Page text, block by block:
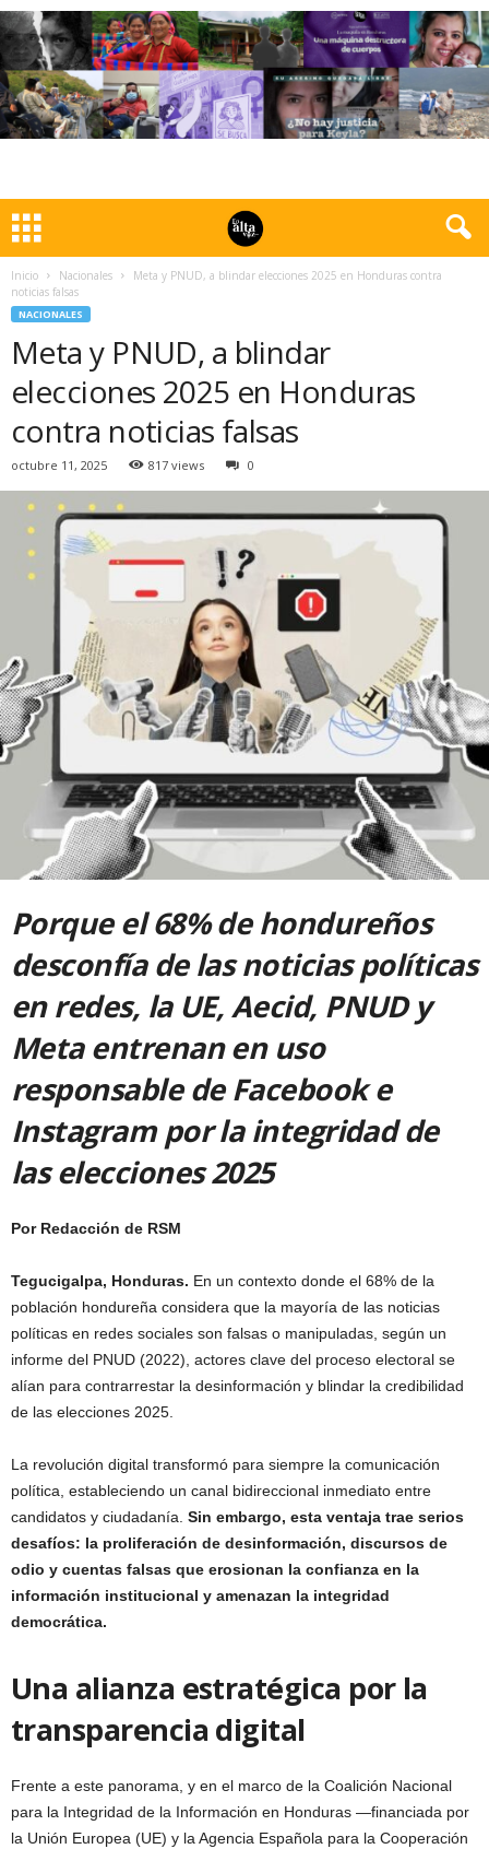
Inicio Nacionales
Meta y PNUD, a blindar elecciones 2025 en Honduras contra
noticias falsas
NACIONALES
Meta y PNUD, a blindar
elecciones 2025 en Honduras
contra noticias falsas
octubre 11, 2025 817 views 0
Porque el 68% de hondureños
desconfía de las noticias políticas
en redes, la UE, Aecid, PNUD y
Meta entrenan en uso
responsable de Facebook e
Instagram por la integridad de
las elecciones 2025
Por Redacción de RSM
Tegucigalpa, Honduras. En un contexto donde el 68% de la
población hondureña considera que la mayoría de las noticias
políticas en redes sociales son falsas o manipuladas, según un
informe del PNUD (2022), actores clave del proceso electoral se
alían para contrarrestar la desinformación y blindar la credibilidad
de las elecciones 2025.
La revolución digital transformó para siempre la comunicación
política, estableciendo un canal bidireccional inmediato entre
candidatos y ciudadanía. Sin embargo, esta ventaja trae serios
desafíos: la proliferación de desinformación, discursos de
odio y cuentas falsas que erosionan la confianza en la
información institucional y amenazan la integridad
democrática.
Una alianza estratégica por la
transparencia digital
Frente a este panorama, y en el marco de la Coalición Nacional
para la Integridad de la Información en Honduras —financiada por
la Unión Europea (UE) y la Agencia Española para la Cooperación